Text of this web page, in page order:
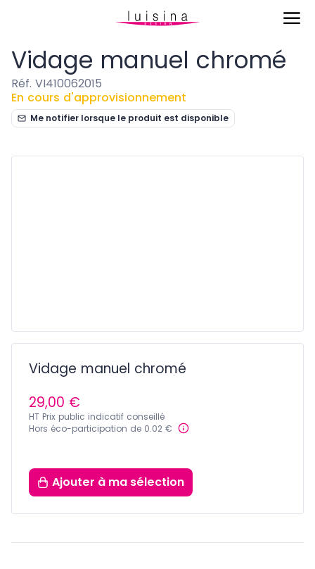
Vidage manuel chromé
Vidage manuel chromé
Réf. VI410062015
En cours d'approvisionnement
Me notifier lorsque le produit est disponible
Vidage manuel chromé
29,00 €
HT Prix public indicatif conseillé
Hors éco-participation de 0.02 €
Ajouter à ma sélection